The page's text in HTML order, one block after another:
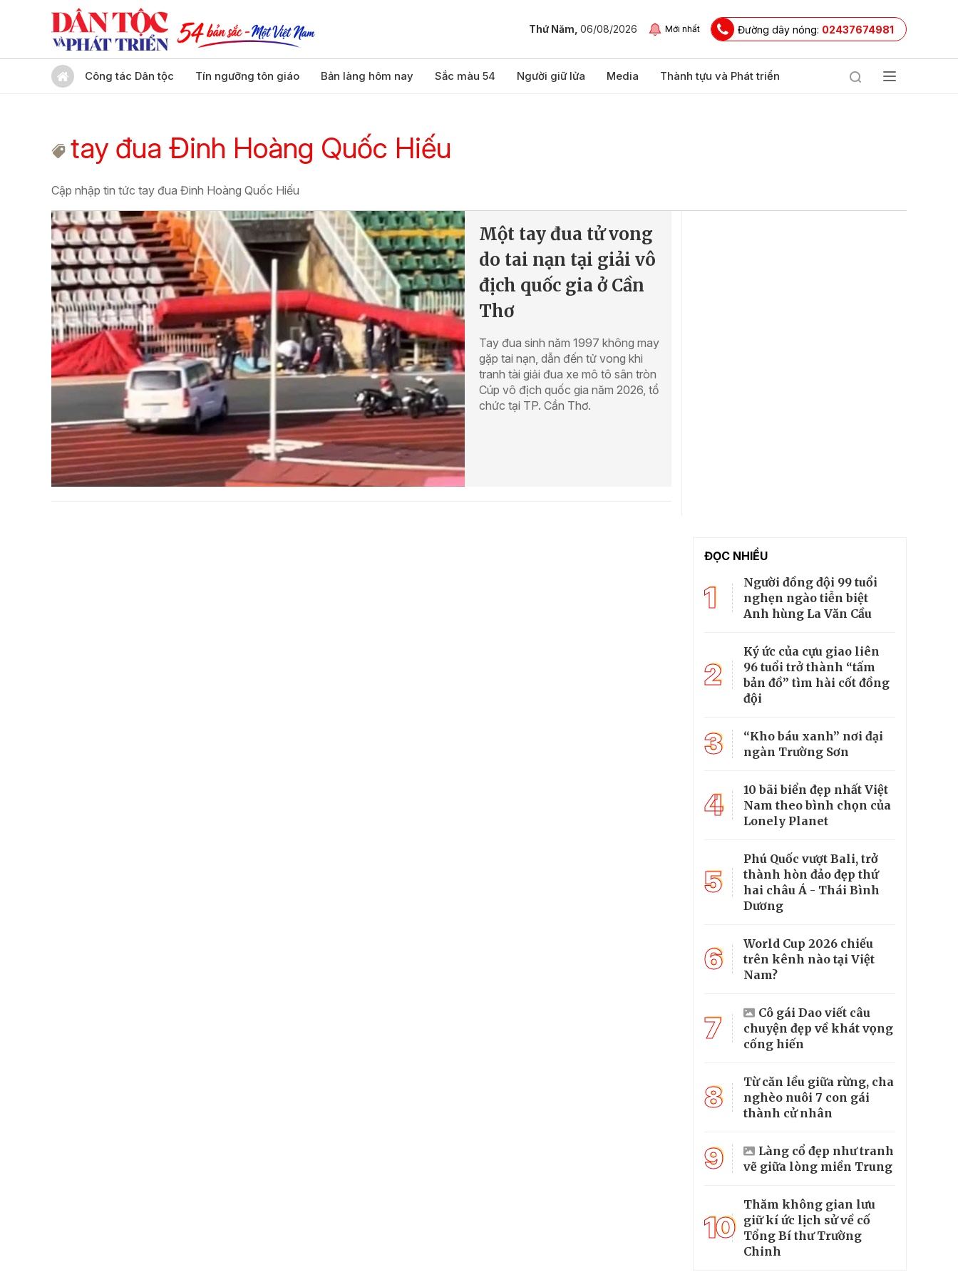
Thứ Năm, 06/08/2026 Mới nhất Đường dây nóng: 02437674981
Công tác Dân tộc Tín ngưỡng tôn giáo Bản làng hôm nay Sắc màu 54 Người giữ lửa Media Thành tựu và Phát triển
tay đua Đinh Hoàng Quốc Hiếu
Cập nhập tin tức tay đua Đinh Hoàng Quốc Hiếu
Một tay đua tử vong
do tai nạn tại giải vô
địch quốc gia ở Cần
Thơ
Tay đua sinh năm 1997 không may
gặp tai nạn, dẫn đến tử vong khi
tranh tài giải đua xe mô tô sân tròn
Cúp vô địch quốc gia năm 2026, tổ
chức tại TP. Cần Thơ.
ĐỌC NHIỀU
1
Người đồng đội 99 tuổi
nghẹn ngào tiễn biệt
Anh hùng La Văn Cầu
2
Ký ức của cựu giao liên
96 tuổi trở thành “tấm
bản đồ” tìm hài cốt đồng
đội
3
“Kho báu xanh” nơi đại
ngàn Trường Sơn
4
10 bãi biển đẹp nhất Việt
Nam theo bình chọn của
Lonely Planet
5
Phú Quốc vượt Bali, trở
thành hòn đảo đẹp thứ
hai châu Á - Thái Bình
Dương
6
World Cup 2026 chiếu
trên kênh nào tại Việt
Nam?
7
Cô gái Dao viết câu
chuyện đẹp về khát vọng
cống hiến
8
Từ căn lều giữa rừng, cha
nghèo nuôi 7 con gái
thành cử nhân
9
Làng cổ đẹp như tranh
vẽ giữa lòng miền Trung
10
Thăm không gian lưu
giữ kí ức lịch sử về cố
Tổng Bí thư Trường
Chinh